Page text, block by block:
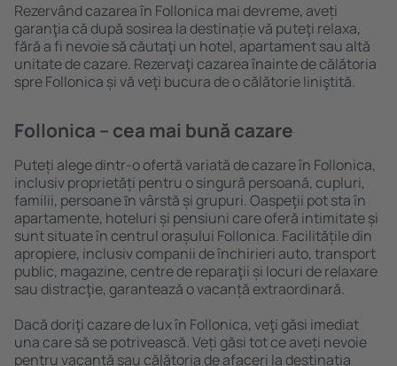
Rezervând cazarea în Follonica mai devreme, aveți
garanţia că după sosirea la destinație vă puteţi relaxa,
fără a fi nevoie să căutaţi un hotel, apartament sau altă
unitate de cazare. Rezervaţi cazarea înainte de călătoria
spre Follonica și vă veţi bucura de o călătorie liniştită.
Follonica – cea mai bună cazare
Puteți alege dintr-o ofertă variată de cazare în Follonica,
inclusiv proprietăți pentru o singură persoană, cupluri,
familii, persoane ȋn vârstă și grupuri. Oaspeţii pot sta în
apartamente, hoteluri și pensiuni care oferă intimitate și
sunt situate în centrul orașului Follonica. Facilitățile din
apropiere, inclusiv companii de închirieri auto, transport
public, magazine, centre de reparaţii și locuri de relaxare
sau distracţie, garantează o vacanță extraordinară.
Dacă doriţi cazare de lux în Follonica, veţi găsi imediat
una care să se potrivească. Veți găsi tot ce aveți nevoie
pentru vacanță sau călătoria de afaceri la destinația